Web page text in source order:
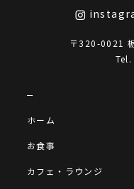
〒320-0021
Tel.
ホーム
お食事
カフェ・ラウンジ